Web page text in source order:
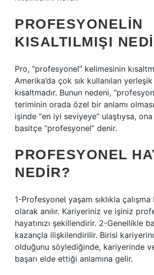
PROFESYONELIN
KISALTILMIŞI
Pro, “profesyonel” kelimesinin
Amerika’da çok sık kullanılan
kısaltmadır. Bunun nedeni,
teriminin orada özel bir anlamı
işinde “en iyi seviyeye” ulaştıysa,
basitçe “profesyonel” denir.
PROFESYONEL
NEDIR?
1-Profesyonel yaşam sıklıkla çalışma
olarak anılır. Kariyeriniz ve işiniz
hayatınızı şekillendirir. 2-Genellikle
kazançla ilişkilendirilir. Birisi
olduğunu söylediğinde, kariyerinde
başarı elde ettiği anlamına gelir.